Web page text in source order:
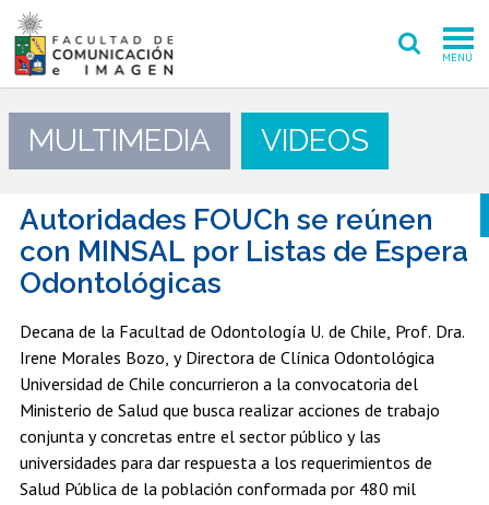
MENÚ
FACULTAD
POSTGRADO
INVESTIGACIÓN CREACIÓN
INTERNACIONAL
ADMISIÓN
PERIODISMO CINE Y TV
MULTIMEDIA VIDEOS
Autoridades FOUCh se reúnen
con MINSAL por Listas de Espera
Odontológicas
Decana de la Facultad de Odontología U. de Chile, Prof. Dra.
Irene Morales Bozo, y Directora de Clínica Odontológica
Universidad de Chile concurrieron a la convocatoria del
Ministerio de Salud que busca realizar acciones de trabajo
conjunta y concretas entre el sector público y las
universidades para dar respuesta a los requerimientos de
Salud Pública de la población conformada por 480 mil